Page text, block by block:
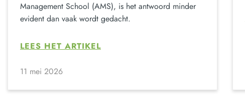
Management School (AMS), is het antwoord minder
evident dan vaak wordt gedacht.
LEES HET ARTIKEL
11 mei 2026